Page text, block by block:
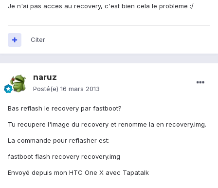
Je n'ai pas acces au recovery, c'est bien cela le probleme :/
Citer
naruz
Posté(e) 16 mars 2013
Bas reflash le recovery par fastboot?
Tu recupere l'image du recovery et renomme la en recovery.img.
La commande pour reflasher est:
fastboot flash recovery recovery.img
Envoyé depuis mon HTC One X avec Tapatalk